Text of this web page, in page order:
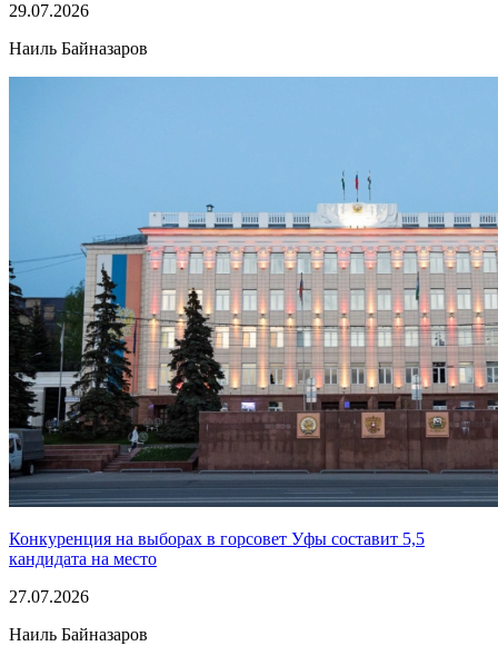
29.07.2026
Наиль Байназаров
Конкуренция на выборах в горсовет Уфы составит 5,5
кандидата на место
27.07.2026
Наиль Байназаров